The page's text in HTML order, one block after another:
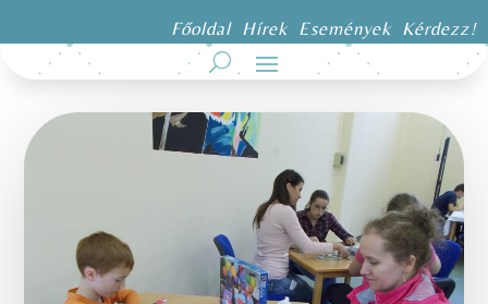
Főoldal Hírek Események Kérdezz!